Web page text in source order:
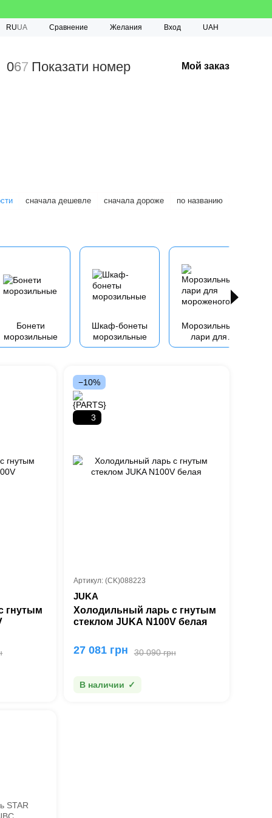
RUUA Сравнение Желания Вход UAH
067 Показати номер Мой заказ
сначала дешевле сначала дороже по названию
Бонети
морозильные
Шкаф-бонеты
морозильные
Морозильные
лари для
мороженого
гнутым
−10%
3
Артикул: (CK)088223
JUKA
Холодильный ларь с гнутым
стеклом JUKA N100V белая
30 090 грн
27 081 грн
В наличии